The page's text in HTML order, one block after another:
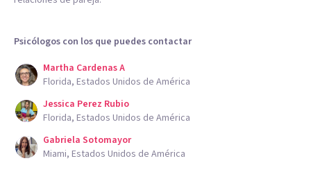
Psicólogos con los que puedes contactar
Martha Cardenas A
Florida, Estados Unidos de América
Jessica Perez Rubio
Florida, Estados Unidos de América
Gabriela Sotomayor
Miami, Estados Unidos de América